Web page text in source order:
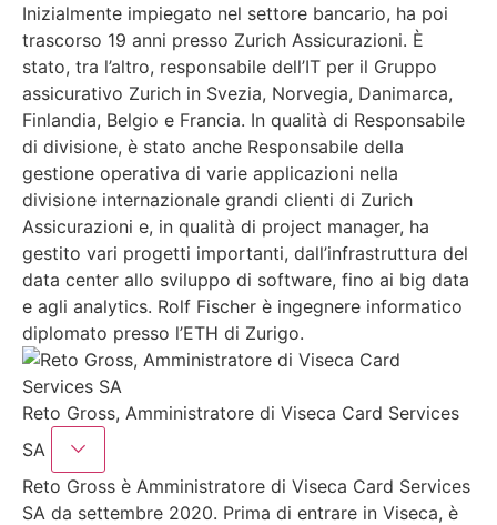
Inizialmente impiegato nel settore bancario, ha poi
trascorso 19 anni presso Zurich Assicurazioni. È
stato, tra l’altro, responsabile dell’IT per il Gruppo
assicurativo Zurich in Svezia, Norvegia, Danimarca,
Finlandia, Belgio e Francia. In qualità di Responsabile
di divisione, è stato anche Responsabile della
gestione operativa di varie applicazioni nella
divisione internazionale grandi clienti di Zurich
Assicurazioni e, in qualità di project manager, ha
gestito vari progetti importanti, dall’infrastruttura del
data center allo sviluppo di software, fino ai big data
e agli analytics. Rolf Fischer è ingegnere informatico
diplomato presso l’ETH di Zurigo.
Reto Gross, Amministratore di Viseca Card Services
SA
Reto Gross è Amministratore di Viseca Card Services
SA da settembre 2020. Prima di entrare in Viseca, è